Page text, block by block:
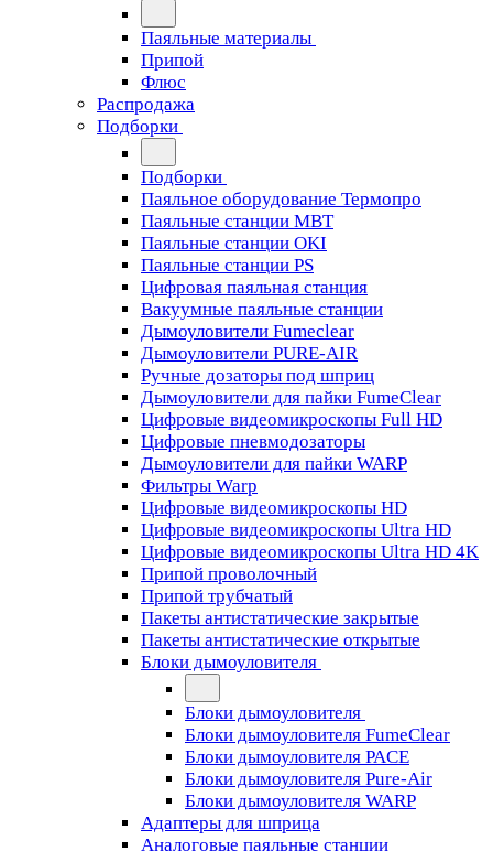
Паяльные материалы
Припой
Флюс
Распродажа
Подборки
Подборки
Паяльное оборудование Термопро
Паяльные станции MBT
Паяльные станции OKI
Паяльные станции PS
Цифровая паяльная станция
Вакуумные паяльные станции
Дымоуловители Fumeclear
Дымоуловители PURE-AIR
Ручные дозаторы под шприц
Дымоуловители для пайки FumeClear
Цифровые видеомикроскопы Full HD
Цифровые пневмодозаторы
Дымоуловители для пайки WARP
Фильтры Warp
Цифровые видеомикроскопы HD
Цифровые видеомикроскопы Ultra HD
Цифровые видеомикроскопы Ultra HD 4K
Припой проволочный
Припой трубчатый
Пакеты антистатические закрытые
Пакеты антистатические открытые
Блоки дымоуловителя
Блоки дымоуловителя
Блоки дымоуловителя FumeClear
Блоки дымоуловителя PACE
Блоки дымоуловителя Pure-Air
Блоки дымоуловителя WARP
Адаптеры для шприца
Аналоговые паяльные станции